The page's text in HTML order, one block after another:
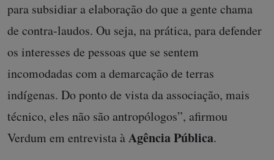
para subsidiar a elaboração do que a gente chama
de contra-laudos. Ou seja, na prática, para defender
os interesses de pessoas que se sentem
incomodadas com a demarcação de terras
indígenas. Do ponto de vista da associação, mais
técnico, eles não são antropólogos”, afirmou
Verdum em entrevista àAgência Pública.